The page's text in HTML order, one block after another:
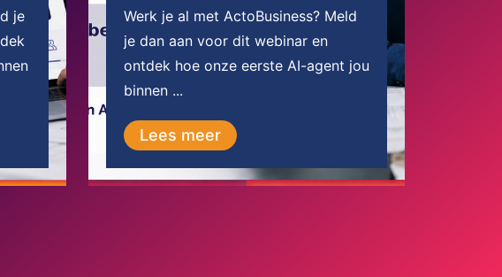
je
Werk je al met ActoBusiness? Meld
je dan aan voor dit webinar en
ontdek hoe onze eerste AI-agent jou
binnen ...
Lees meer